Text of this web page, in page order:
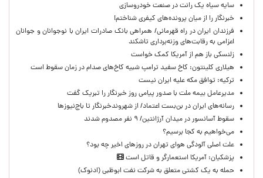
سایه سیاه یک رانت در صنعت خودروسازی
خبرنگار را از میان پرونده‌های کیفری شناختم!
​فرزندان ایران در راه قهرمانی/ همراهی بانک صادرات ایران با نوجوانان و جوانان
اعزامی به رقابت‌های وزنه‌برداری تاشکند
زلنسکی باز هم از آمریکا کمک خواست
هیلاری کلینتون: کاخ سفید ترامپ شبیه کاخ‌های صدام در زمان سقوط است
ترکیه: توافق مکه علیه ایران نیست
مدیرعامل بیمه ملت با صدور پیامی روز خبرنگار را تبریک گفت
رسانه‌های ایران در بن‌بست اعتماد/ از شهروندخبرنگار تا باج‌نیوزها
سقوط آسانسور در میدان آرژانتین/ ۹ نفر مصدوم شدند
می‌خواهیم به کجا برسیم؟
علت اصلی آلودگی هوای تهران در روزهای اخیر چه بود؟
پزشکیان: آمریکا استعمارگر و قاتل است
حمله به یک کشتی متعلق به شرکت نفت ابوظبی (ادنوک)